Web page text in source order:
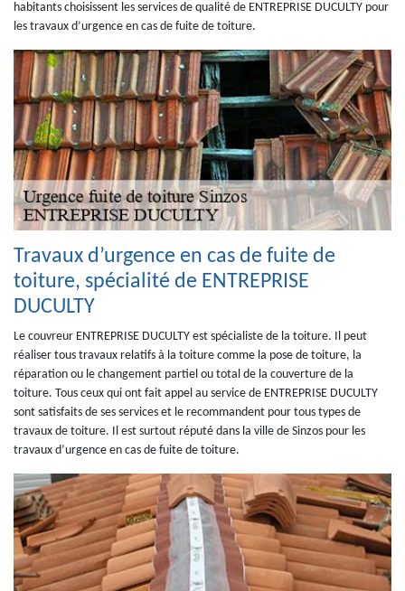
habitants choisissent les services de qualité de ENTREPRISE DUCULTY pour
les travaux d’urgence en cas de fuite de toiture.
Travaux d’urgence en cas de fuite de
toiture, spécialité de ENTREPRISE
DUCULTY
Le couvreur ENTREPRISE DUCULTY est spécialiste de la toiture. Il peut
réaliser tous travaux relatifs à la toiture comme la pose de toiture, la
réparation ou le changement partiel ou total de la couverture de la
toiture. Tous ceux qui ont fait appel au service de ENTREPRISE DUCULTY
sont satisfaits de ses services et le recommandent pour tous types de
travaux de toiture. Il est surtout réputé dans la ville de Sinzos pour les
travaux d’urgence en cas de fuite de toiture.